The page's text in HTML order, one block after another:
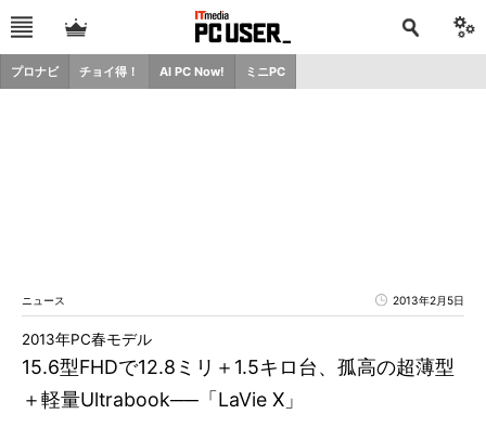
プロナビ チョイ得！ AI PC Now! ミニPC
ニュース 2013年2月5日
15.6型FHDで12.8ミリ＋1.5キロ台、孤高の超薄型
＋軽量Ultrabook──「LaVie X」
2013年PC春モデル